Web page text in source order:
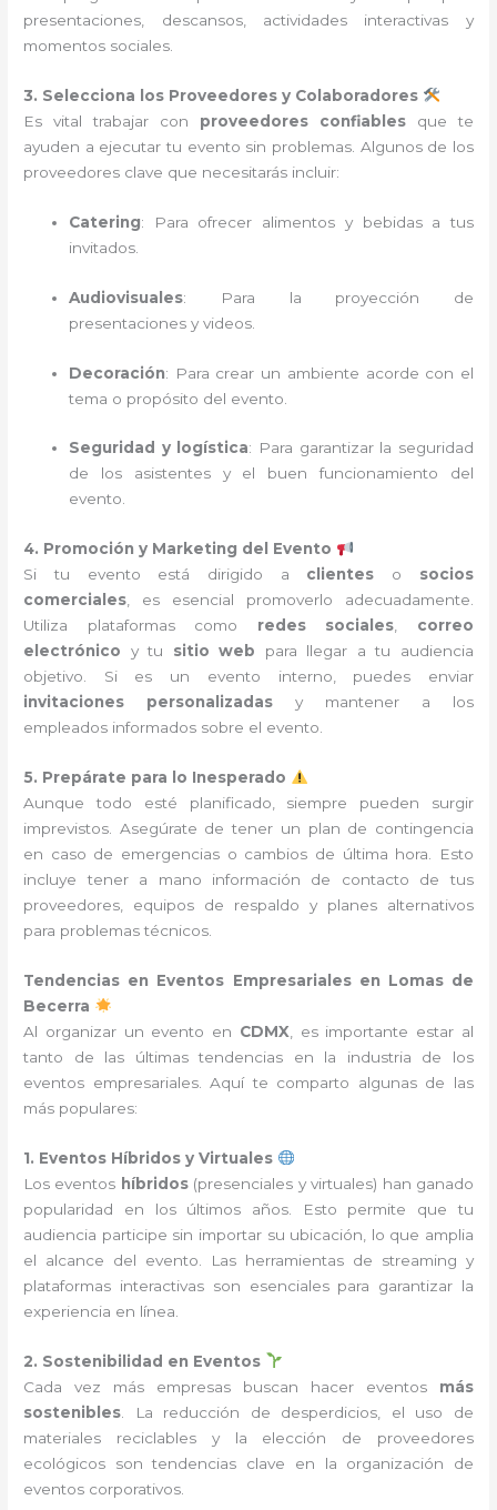
presentaciones, descansos, actividades interactivas y
momentos sociales.
3. Selecciona los Proveedores y Colaboradores
Es vital trabajar con proveedores confiables que te
ayuden a ejecutar tu evento sin problemas. Algunos de los
proveedores clave que necesitarás incluir:
Catering: Para ofrecer alimentos y bebidas a tus
invitados.
Audiovisuales: Para la proyección de
presentaciones y videos.
Decoración: Para crear un ambiente acorde con el
tema o propósito del evento.
Seguridad y logística: Para garantizar la seguridad
de los asistentes y el buen funcionamiento del
evento.
4. Promoción y Marketing del Evento
Si tu evento está dirigido a clientes o socios
comerciales, es esencial promoverlo adecuadamente.
Utiliza plataformas como redes sociales, correo
electrónico y tu sitio web para llegar a tu audiencia
objetivo. Si es un evento interno, puedes enviar
invitaciones personalizadas y mantener a los
empleados informados sobre el evento.
5. Prepárate para lo Inesperado
Aunque todo esté planificado, siempre pueden surgir
imprevistos. Asegúrate de tener un plan de contingencia
en caso de emergencias o cambios de última hora. Esto
incluye tener a mano información de contacto de tus
proveedores, equipos de respaldo y planes alternativos
para problemas técnicos.
Tendencias en Eventos Empresariales en Lomas de
Becerra
Al organizar un evento en CDMX , es importante estar al
tanto de las últimas tendencias en la industria de los
eventos empresariales. Aquí te comparto algunas de las
más populares:
1. Eventos Híbridos y Virtuales
Los eventos híbridos(presenciales y virtuales) han ganado
popularidad en los últimos años. Esto permite que tu
audiencia participe sin importar su ubicación, lo que amplia
el alcance del evento. Las herramientas de streaming y
plataformas interactivas son esenciales para garantizar la
experiencia en línea.
2. Sostenibilidad en Eventos
Cada vez más empresas buscan hacer eventos más
sostenibles . La reducción de desperdicios, el uso de
materiales reciclables y la elección de proveedores
ecológicos son tendencias clave en la organización de
eventos corporativos.